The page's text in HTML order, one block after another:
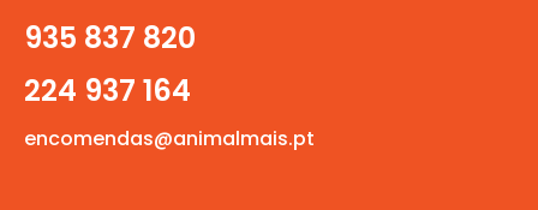
935 837 820
224 937 164
encomendas@animalmais.pt